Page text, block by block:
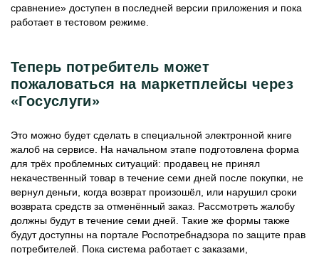
сравнение» доступен в последней версии приложения и пока
работает в тестовом режиме.
Теперь потребитель может
пожаловаться на маркетплейсы через
«Госуслуги»
Это можно будет сделать в специальной электронной книге
жалоб на сервисе. На начальном этапе подготовлена форма
для трёх проблемных ситуаций: продавец не принял
некачественный товар в течение семи дней после покупки, не
вернул деньги, когда возврат произошёл, или нарушил сроки
возврата средств за отменённый заказ. Рассмотреть жалобу
должны будут в течение семи дней. Такие же формы также
будут доступны на портале Роспотребнадзора по защите прав
потребителей. Пока система работает с заказами,